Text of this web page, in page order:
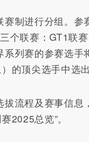
赛制进行分组。参
个联赛：GT1联
系列赛的参赛选手
的顶尖选手中选出
流程及赛事信息
2025总览”。